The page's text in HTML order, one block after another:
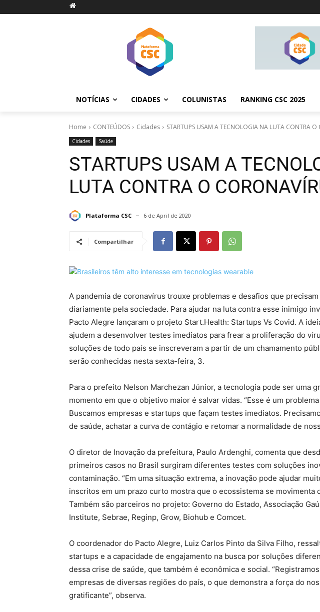
NOTÍCIAS CIDADES COLUNISTAS RANKING CSC 2025
Home CONTEÚDOS Cidades STARTUPS USAM A TECNOLOGIA NA LUTA CONTRA O
Cidades Saúde
STARTUPS USAM A
LUTA CONTRA O
Plataforma CSC 6 de April de 2020
Compartilhar
A pandemia de coronavírus trouxe problemas e desafios que
diariamente pela sociedade. Para ajudar na luta contra esse inimigo
Pacto Alegre lançaram o projeto Start.Health: Startups Vs Covid. A
ajudem a desenvolver testes imediatos para frear a proliferação do
soluções de todo país se inscreveram a partir de um chamamento
serão conhecidas nesta sexta-feira, 3.
Para o prefeito Nelson Marchezan Júnior, a tecnologia pode ser uma
momento em que o objetivo maior é salvar vidas. “Esse é um
Buscamos empresas e startups que façam testes imediatos.
de saúde, achatar a curva de contágio e retomar a normalidade de
O diretor de Inovação da prefeitura, Paulo Ardenghi, comenta que
primeiros casos no Brasil surgiram diferentes testes com soluções
contaminação. “Em uma situação extrema, a inovação pode ajudar
inscritos em um prazo curto mostra que o ecossistema se movimenta
Também são parceiros no projeto: Governo do Estado, Associação
Institute, Sebrae, Reginp, Grow, Biohub e Comcet.
O coordenador do Pacto Alegre, Luiz Carlos Pinto da Silva Filho,
startups e a capacidade de engajamento na busca por soluções
dessa crise de saúde, que também é econômica e social.
empresas de diversas regiões do país, o que demonstra a força do
gratificante”, observa.